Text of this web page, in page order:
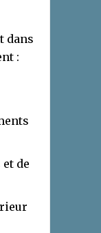
dans
:
de